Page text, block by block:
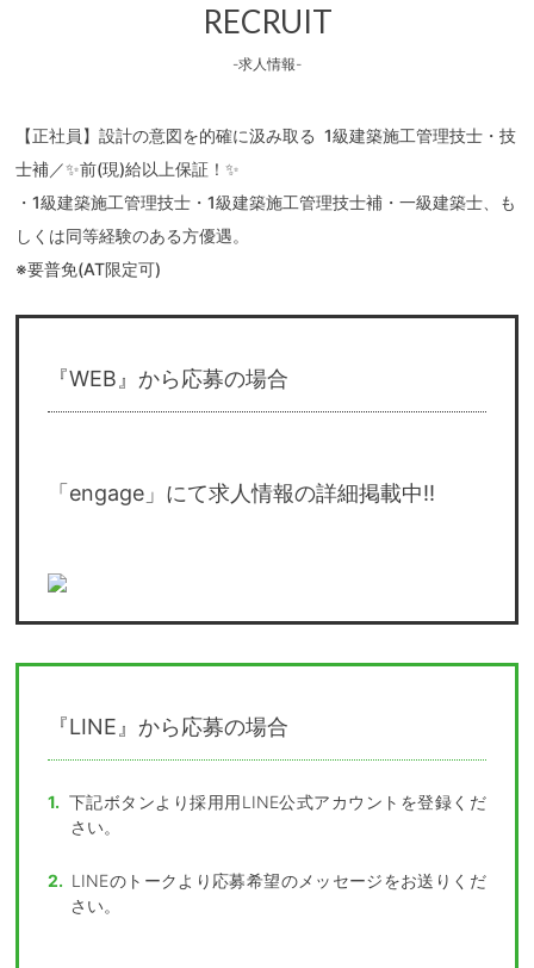
RECRUIT
-求人情報-
【正社員】設計の意図を的確に汲み取る 1級建築施工管理技士・技
士補／✨前(現)給以上保証！✨
・1級建築施工管理技士・1級建築施工管理技士補・一級建築士、も
しくは同等経験のある方優遇。
※要普免(AT限定可)
『WEB』から応募の場合
「engage」にて求人情報の詳細掲載中!!
『LINE』から応募の場合
下記ボタンより採用用LINE公式アカウントを登録くだ
さい。
LINEのトークより応募希望のメッセージをお送りくだ
さい。